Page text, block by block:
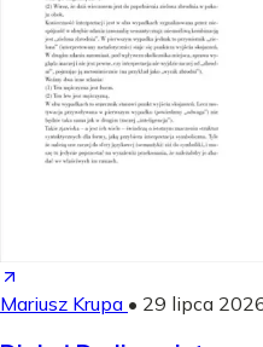
Mariusz Krupa • 29 lipca